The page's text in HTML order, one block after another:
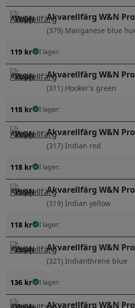
Akvarellfärg W&N
(379) Manganese blue
119 kr I lager:
Akvarellfärg W&N
(311) Hooker’s green
118 kr I lager:
Akvarellfärg W&N
(317) Indian red
118 kr I lager:
Akvarellfärg W&N
(319) Indian yellow
118 kr I lager:
Akvarellfärg W&N
(321) Indianthrene blue
136 kr I lager:
Akvarellfärg W&N